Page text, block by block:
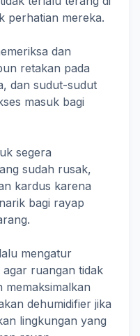
perhatian mereka.
dan
retakan pada
dan sudut-sudut
masuk bagi
segera
sudah rusak,
kardus karena
bagi rayap
mengatur
ruangan tidak
memaksimalkan
dehumidifier jika
lingkungan yang